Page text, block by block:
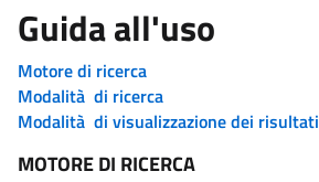
Guida all'uso
Motore di ricerca
Modalità di ricerca
Modalità di visualizzazione dei risultati
MOTORE DI RICERCA